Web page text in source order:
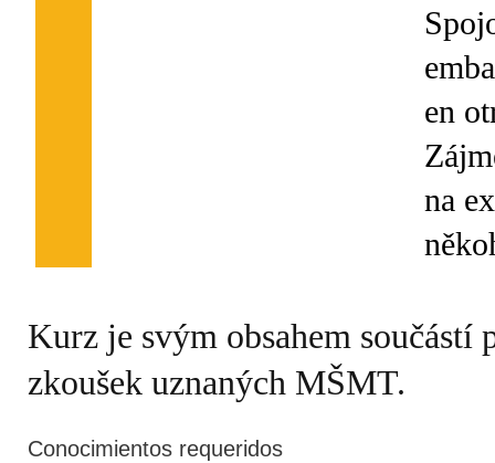
en
na
Kurz je svým obsahem
zkoušek uznaných MŠMT.
Conocimientos requeridos